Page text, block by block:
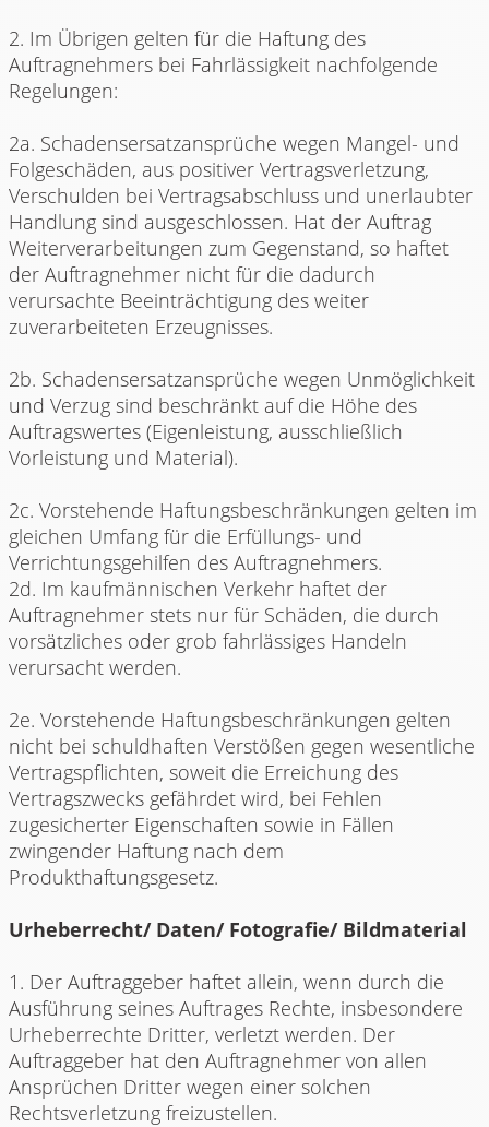
2. Im Übrigen gelten für die Haftung des
Auftragnehmers bei Fahrlässigkeit nachfolgende
Regelungen:
2a. Schadensersatzansprüche wegen Mangel- und
Folgeschäden, aus positiver Vertragsverletzung,
Verschulden bei Vertragsabschluss und unerlaubter
Handlung sind ausgeschlossen. Hat der Auftrag
Weiterverarbeitungen zum Gegenstand, so haftet
der Auftragnehmer nicht für die dadurch
verursachte Beeinträchtigung des weiter
zuverarbeiteten Erzeugnisses.
2b. Schadensersatzansprüche wegen Unmöglichkeit
und Verzug sind beschränkt auf die Höhe des
Auftragswertes (Eigenleistung, ausschließlich
Vorleistung und Material).
2c. Vorstehende Haftungsbeschränkungen gelten im
gleichen Umfang für die Erfüllungs- und
Verrichtungsgehilfen des Auftragnehmers.
2d. Im kaufmännischen Verkehr haftet der
Auftragnehmer stets nur für Schäden, die durch
vorsätzliches oder grob fahrlässiges Handeln
verursacht werden.
2e. Vorstehende Haftungsbeschränkungen gelten
nicht bei schuldhaften Verstößen gegen wesentliche
Vertragspflichten, soweit die Erreichung des
Vertragszwecks gefährdet wird, bei Fehlen
zugesicherter Eigenschaften sowie in Fällen
zwingender Haftung nach dem
Produkthaftungsgesetz.
Urheberrecht/ Daten/ Fotografie/ Bildmaterial
1. Der Auftraggeber haftet allein, wenn durch die
Ausführung seines Auftrages Rechte, insbesondere
Urheberrechte Dritter, verletzt werden. Der
Auftraggeber hat den Auftragnehmer von allen
Ansprüchen Dritter wegen einer solchen
Rechtsverletzung freizustellen.